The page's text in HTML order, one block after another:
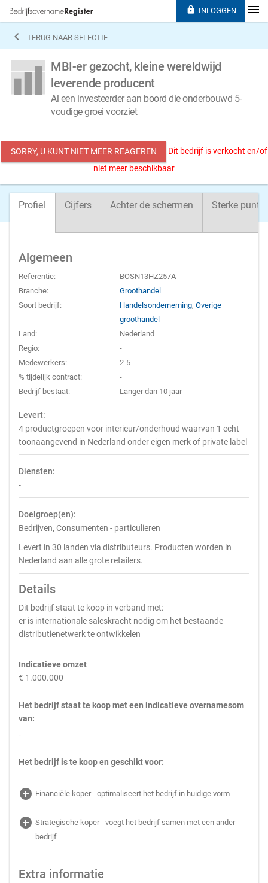
 TERUG NAAR SELECTIE
MBI-er gezocht, kleine wereldwijd
leverende producent
Al een investeerder aan boord die onderbouwd 5-
voudige groei voorziet
SORRY, U KUNT NIET MEER REAGEREN
Dit bedrijf is verkocht en/of
niet meer beschikbaar
Profiel Cijfers Achter de schermen Sterke
Algemeen
Referentie:
BOSN13HZ257A
Branche:
Groothandel
Soort bedrijf:
Handelsonderneming,Overige
groothandel
Land:
Nederland
Regio:
-
Medewerkers:
2-5
% tijdelijk contract:
-
Bedrijf bestaat:
Langer dan 10 jaar
Levert:
4 productgroepen voor interieur/onderhoud waarvan 1 echt
toonaangevend in Nederland onder eigen merk of private label
Diensten:
-
Doelgroep(en):
Bedrijven, Consumenten - particulieren
Levert in 30 landen via distributeurs. Producten worden in
Nederland aan alle grote retailers.
Details
Dit bedrijf staat te koop in verband met:
er is internationale saleskracht nodig om het bestaande
distributienetwerk te ontwikkelen
Indicatieve omzet
€ 1.000.000
Het bedrijf staat te koop met een indicatieve overnamesom
van:
-
Het bedrijf is te koop en geschikt voor:
add_circle Financiële koper - optimaliseert het bedrijf in huidige vorm
add_circle Strategische koper - voegt het bedrijf samen met een ander
bedrijf
Extra informatie
 INLOGGEN